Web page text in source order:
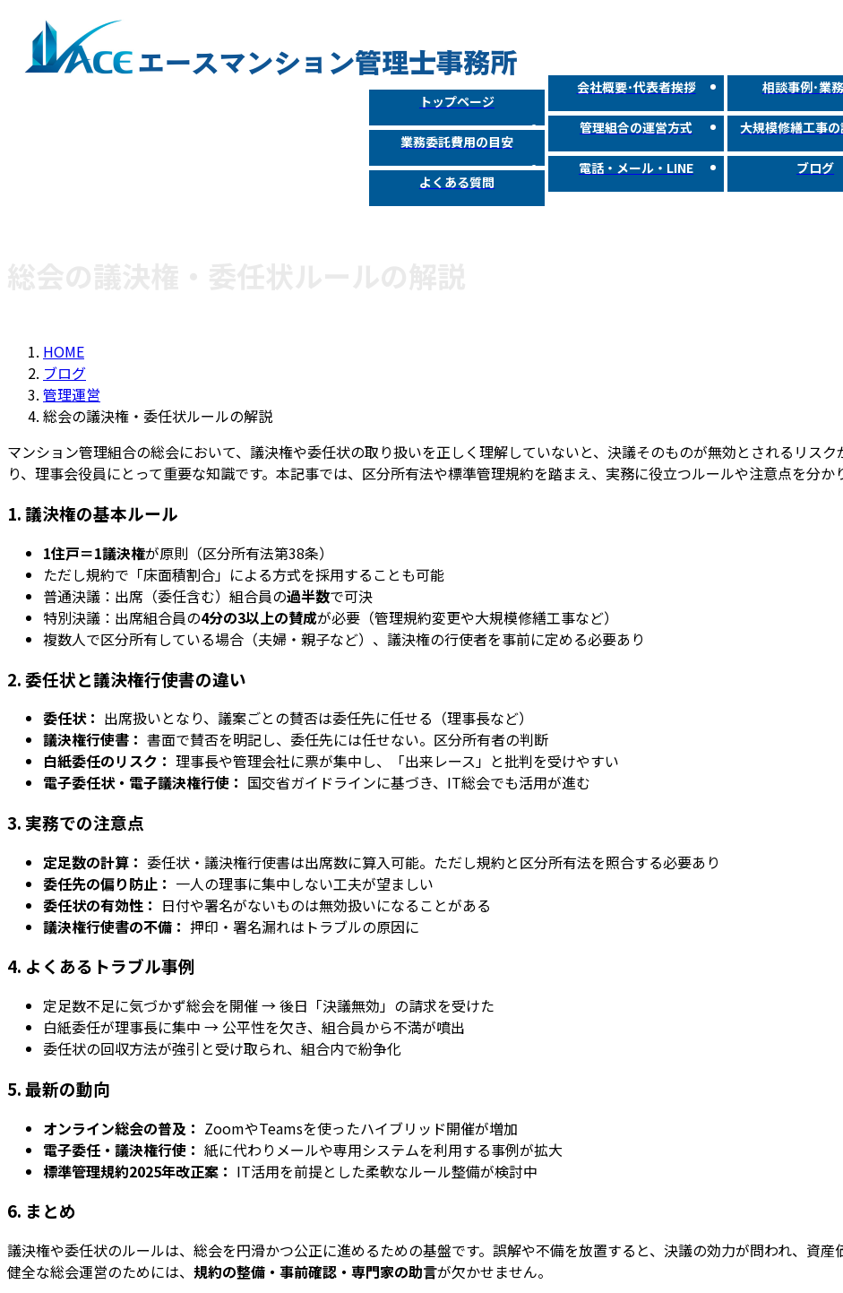
トップページ
業務委託費用の目安
よくある質問
会社概要･代表者挨拶
管理組合の運営方式
電話・メール・LINE
相談事例･業
大規模修繕工事
ブログ
HOME
ブログ
管理運営
総会の議決権・委任状ルールの解説
マンション管理組合の総会において、議決権や委任状の取り扱いを正しく理解していないと、決議そのものが無効とされるリス
り、理事会役員にとって重要な知識です。本記事では、区分所有法や標準管理規約を踏まえ、実務に役立つルールや注意点を分か
1. 議決権の基本ルール
1住戸＝1議決権が原則（区分所有法第38条）
ただし規約で「床面積割合」による方式を採用することも可能
普通決議：出席（委任含む）組合員の過半数で可決
特別決議：出席組合員の4分の3以上の賛成が必要（管理規約変更や大規模修繕工事など）
複数人で区分所有している場合（夫婦・親子など）、議決権の行使者を事前に定める必要あり
2. 委任状と議決権行使書の違い
委任状： 出席扱いとなり、議案ごとの賛否は委任先に任せる（理事長など）
議決権行使書： 書面で賛否を明記し、委任先には任せない。区分所有者の判断
白紙委任のリスク： 理事長や管理会社に票が集中し、「出来レース」と批判を受けやすい
電子委任状・電子議決権行使： 国交省ガイドラインに基づき、IT総会でも活用が進む
3. 実務での注意点
定足数の計算： 委任状・議決権行使書は出席数に算入可能。ただし規約と区分所有法を照合する必要あり
委任先の偏り防止： 一人の理事に集中しない工夫が望ましい
委任状の有効性： 日付や署名がないものは無効扱いになることがある
議決権行使書の不備： 押印・署名漏れはトラブルの原因に
4. よくあるトラブル事例
定足数不足に気づかず総会を開催 → 後日「決議無効」の請求を受けた
白紙委任が理事長に集中 → 公平性を欠き、組合員から不満が噴出
委任状の回収方法が強引と受け取られ、組合内で紛争化
5. 最新の動向
オンライン総会の普及： ZoomやTeamsを使ったハイブリッド開催が増加
電子委任・議決権行使： 紙に代わりメールや専用システムを利用する事例が拡大
標準管理規約2025年改正案： IT活用を前提とした柔軟なルール整備が検討中
6. まとめ
議決権や委任状のルールは、総会を円滑かつ公正に進めるための基盤です。誤解や不備を放置すると、決議の効力が問われ、資産
健全な総会運営のためには、 規約の整備・事前確認・専門家の助言が欠かせません。